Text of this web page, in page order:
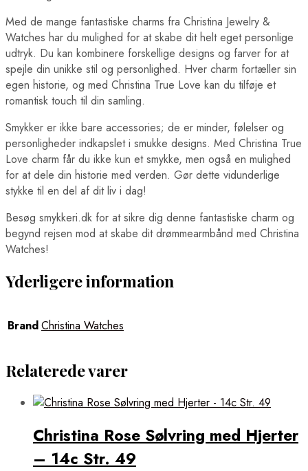
Med de mange fantastiske charms fra Christina Jewelry &
Watches har du mulighed for at skabe dit helt eget personlige
udtryk. Du kan kombinere forskellige designs og farver for at
spejle din unikke stil og personlighed. Hver charm fortæller sin
egen historie, og med Christina True Love kan du tilføje et
romantisk touch til din samling.
Smykker er ikke bare accessories; de er minder, følelser og
personligheder indkapslet i smukke designs. Med Christina True
Love charm får du ikke kun et smykke, men også en mulighed
for at dele din historie med verden. Gør dette vidunderlige
stykke til en del af dit liv i dag!
Besøg smykkeri.dk for at sikre dig denne fantastiske charm og
begynd rejsen mod at skabe dit drømmearmbånd med Christina
Watches!
Yderligere information
BrandChristina Watches
Relaterede varer
Christina Rose Sølvring med Hjerter
– 14c Str. 49